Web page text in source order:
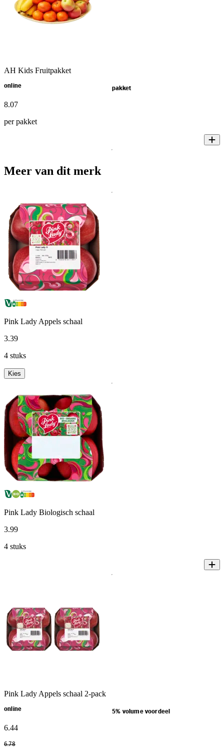
AH Kids Fruitpakket
online pakket
8.07
per pakket
Meer van dit merk
Pink Lady Appels schaal
3.39
4 stuks
Kies
Pink Lady Biologisch schaal
3.99
4 stuks
Pink Lady Appels schaal 2-pack
online 5% volume voordeel
6.44
6.78